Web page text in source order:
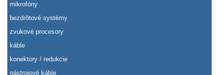
mikrofóny
bezdrôtové systémy
zvukové procesory
káble
konektory / redukcie
nástrojové káble